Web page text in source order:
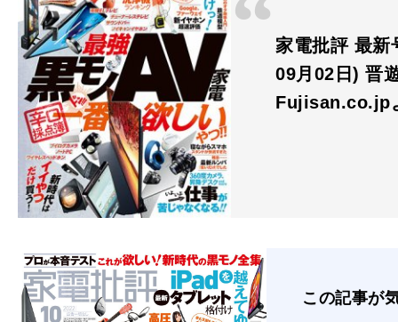
家電批評 最新
09月02日) 晋
Fujisan.co.jp
この記事が